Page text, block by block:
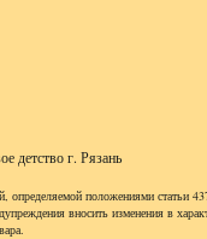
детство г. Рязань
определяемой положениями статьи
вносить изменения в